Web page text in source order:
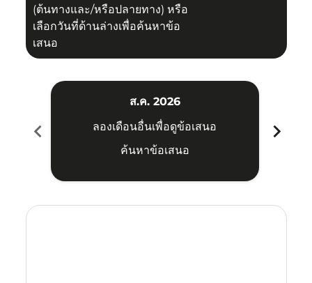
(ต้นทางและ/หรือปลายทาง) หรือ
เลือกวันที่ด้านล่างเพื่อค้นหาข้อ
เสนอ
chevron_left
ส.ค. 2026
ลองเดือนอื่นเพื่อดูข้อเสนอ
ค้นหาข้อเสนอ
chevron_right